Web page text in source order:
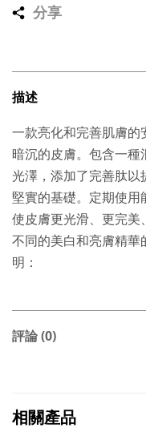
分享
描述
一款亮化和完善肌膚
暗沉的皮膚。包含一
光澤，添加了完善肽
堅實的基礎。定期使用
使皮膚更光滑、更完
不同的美白和亮膚精華
明：
評論 (0)
相關產品